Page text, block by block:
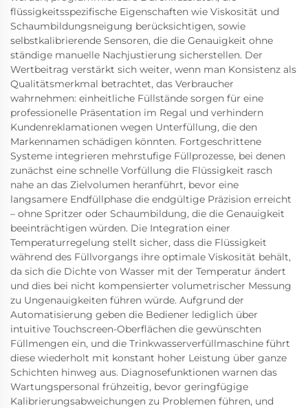
flüssigkeitsspezifische Eigenschaften wie Viskosität und
Schaumbildungsneigung berücksichtigen, sowie
selbstkalibrierende Sensoren, die die Genauigkeit ohne
ständige manuelle Nachjustierung sicherstellen. Der
Wertbeitrag verstärkt sich weiter, wenn man Konsistenz als
Qualitätsmerkmal betrachtet, das Verbraucher
wahrnehmen: einheitliche Füllstände sorgen für eine
professionelle Präsentation im Regal und verhindern
Kundenreklamationen wegen Unterfüllung, die den
Markennamen schädigen könnten. Fortgeschrittene
Systeme integrieren mehrstufige Füllprozesse, bei denen
zunächst eine schnelle Vorfüllung die Flüssigkeit rasch
nahe an das Zielvolumen heranführt, bevor eine
langsamere Endfüllphase die endgültige Präzision erreicht
– ohne Spritzer oder Schaumbildung, die die Genauigkeit
beeinträchtigen würden. Die Integration einer
Temperaturregelung stellt sicher, dass die Flüssigkeit
während des Füllvorgangs ihre optimale Viskosität behält,
da sich die Dichte von Wasser mit der Temperatur ändert
und dies bei nicht kompensierter volumetrischer Messung
zu Ungenauigkeiten führen würde. Aufgrund der
Automatisierung geben die Bediener lediglich über
intuitive Touchscreen-Oberflächen die gewünschten
Füllmengen ein, und die Trinkwasserverfüllmaschine führt
diese wiederholt mit konstant hoher Leistung über ganze
Schichten hinweg aus. Diagnosefunktionen warnen das
Wartungspersonal frühzeitig, bevor geringfügige
Kalibrierungsabweichungen zu Problemen führen, und